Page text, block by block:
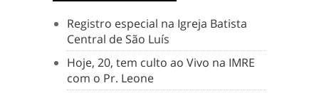
Registro especial na Igreja Batista
Central de São Luís
Hoje, 20, tem culto ao Vivo na IMRE
com o Pr. Leone